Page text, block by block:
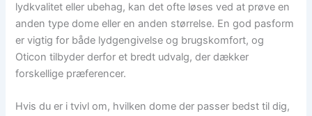
lydkvalitet eller ubehag, kan det ofte løses ved at prøve en
anden type dome eller en anden størrelse. En god pasform
er vigtig for både lydgengivelse og brugskomfort, og
Oticon tilbyder derfor et bredt udvalg, der dækker
forskellige præferencer.
Hvis du er i tvivl om, hvilken dome der passer bedst til dig,